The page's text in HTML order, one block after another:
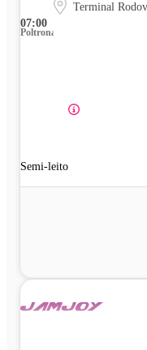
07:00
Terminal
Poltrona
Semi-leito